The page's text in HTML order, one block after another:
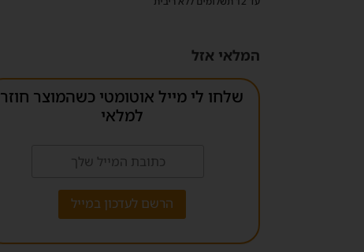
המלאי אזל
שלחו לי מייל אוטומטי כשהמוצר חוזר
למלאי